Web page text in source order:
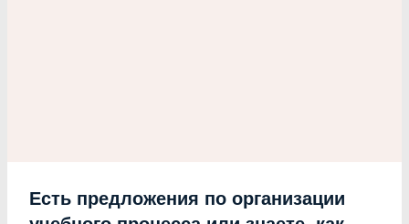
Есть предложения по организации